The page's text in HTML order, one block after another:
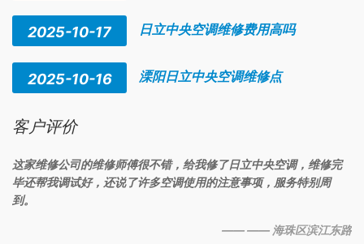
2025-10-17 日立中央空调维修费用高吗
2025-10-16 溧阳日立中央空调维修点
客户评价
这家维修公司的维修师傅很不错，给我修了日立中央空调，维修完
毕还帮我调试好，还说了许多空调使用的注意事项，服务特别周
到。
—— —— 海珠区滨江东路